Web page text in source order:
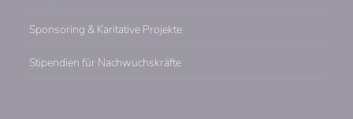
Sponsoring & Karitative Projekte
Stipendien für Nachwuchskräfte